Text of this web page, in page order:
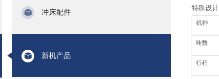
冲床配件
新机产品
特殊设
机种
吨数
行程